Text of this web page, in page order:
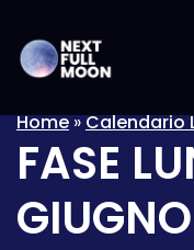
Home»Calendario
FASE